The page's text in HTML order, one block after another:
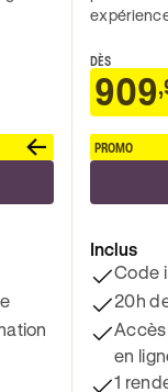
DÈS
909
PROMO
Inclus
Code
20h
en
1